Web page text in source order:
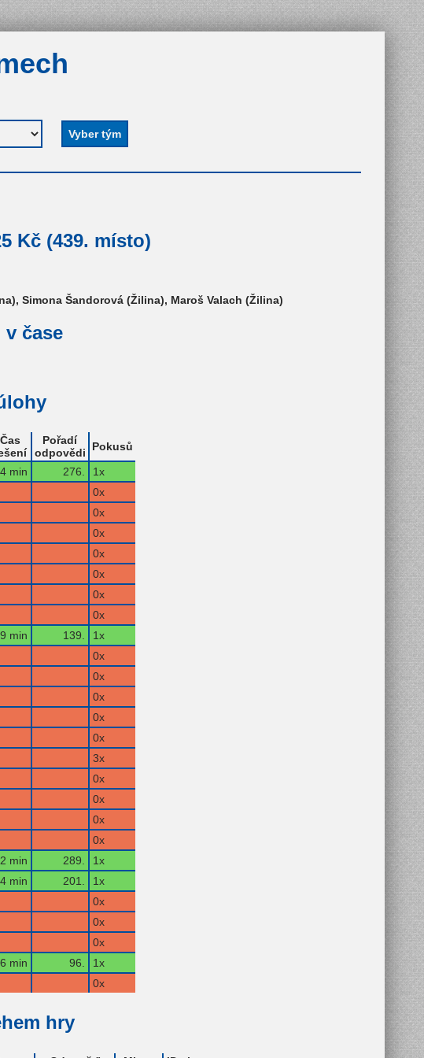
Kč (439. místo)
Simona Šandorová (Žilina), Maroš Valach (Žilina)
čase
Čas
Pořadí
odpovědi
Pokusů
min 276.
1x
0x
0x
0x
0x
0x
0x
0x
min 139.
1x
0x
0x
0x
0x
0x
3x
0x
0x
0x
0x
min 289.
1x
min 201.
1x
0x
0x
0x
min 96.
1x
0x
hry